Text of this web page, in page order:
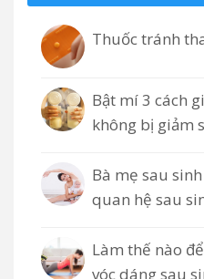
Thuốc tránh
Bật mí 3 cách
không bị giảm
Bà mẹ sau
quan hệ sau
Làm thế nào
vóc dáng sau